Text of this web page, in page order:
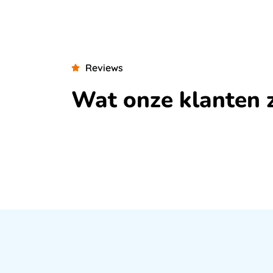
Reviews
Wat onze klanten